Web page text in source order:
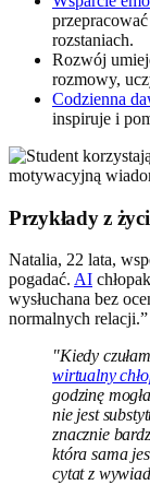
rozstaniach.
Rozwój
rozmowy,
Codzienna
inspiruje i
Przykłady z
Natalia, 22 lata,
pogadać. AI
wysłuchana bez
normalnych relacji.”
"Kiedy
wirtualny
godzinę
nie jest
znacznie
która sama
cytat z